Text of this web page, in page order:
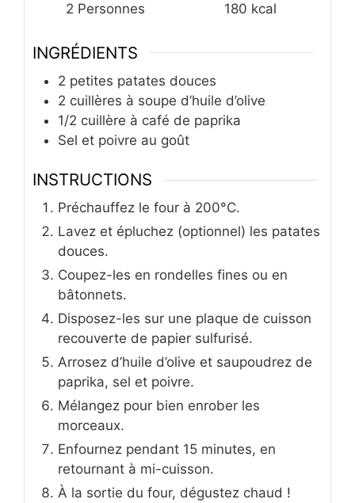
2 Personnes
180 kcal
INGRÉDIENTS
2 petites patates douces
2 cuillères à soupe d’huile d’olive
1/2 cuillère à café de paprika
Sel et poivre au goût
INSTRUCTIONS
Préchauffez le four à 200°C.
Lavez et épluchez (optionnel) les patates
douces.
Coupez-les en rondelles fines ou en
bâtonnets.
Disposez-les sur une plaque de cuisson
recouverte de papier sulfurisé.
Arrosez d’huile d’olive et saupoudrez de
paprika, sel et poivre.
Mélangez pour bien enrober les
morceaux.
Enfournez pendant 15 minutes, en
retournant à mi-cuisson.
À la sortie du four, dégustez chaud !